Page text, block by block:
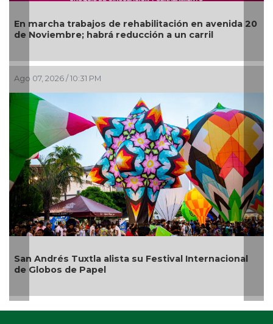
20
Más de 120 elementos de seguridad refuerzan
operativos vs rodadas de motociclistas en Boca
del Río
Ago 07, 2026 / 6:49 PM
¿Con o sin espuma?